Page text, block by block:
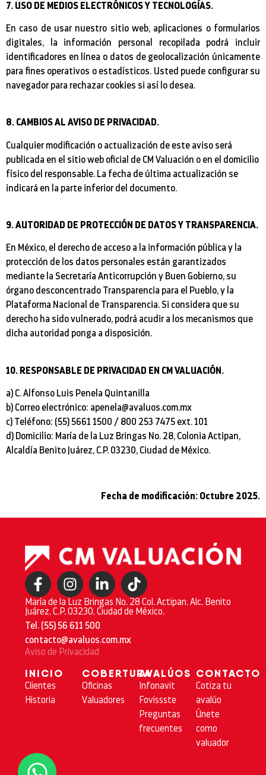
7. USO DE MEDIOS ELECTRÓNICOS Y TECNOLOGÍAS.
En caso de usar nuestro sitio web, aplicaciones o formularios
digitales, la información personal recopilada podrá incluir
identificadores en línea o datos de geolocalización únicamente
para fines operativos o estadísticos. Usted puede configurar su
navegador para rechazar cookies si así lo desea.
8. CAMBIOS AL AVISO DE PRIVACIDAD.
Cualquier modificación o actualización de este aviso será
publicada en el sitio web oficial de CM Valuación o en el domicilio
físico del responsable. La fecha de última actualización se
indicará en la parte inferior del documento.
9. AUTORIDAD DE PROTECCIÓN DE DATOS Y TRANSPARENCIA.
En México, el derecho de acceso a la información pública y la
protección de los datos personales están garantizados
mediante la Secretaría Anticorrupción y Buen Gobierno, su
órgano desconcentrado Transparencia para el Pueblo, y la
Plataforma Nacional de Transparencia. Si considera que su
derecho ha sido vulnerado, podrá acudir a los mecanismos que
dicha autoridad ponga a disposición.
10. RESPONSABLE DE PRIVACIDAD EN CM VALUACIÓN.
a) C. Alfonso Luis Penela Quintanilla
b) Correo electrónico: apenela@avaluos.com.mx
c) Teléfono: (55) 5661 1500 / 800 253 7475 ext. 101
d) Domicilio: María de la Luz Bringas No. 28, Colonia Actipan,
Alcaldía Benito Juárez, C.P. 03230, Ciudad de México.
Fecha de modificación: Octubre 2025.
María de la Luz Bringas No. 28 Col. Actipan, Alc. Benito
Juárez, C.P. 03230, Ciudad de México.
Tel. (55) 56 611 500
contacto@avaluos.com.mx
Aviso de Privacidad
INICIO
Clientes
Historia
COBERTURA
Oficinas
Valuadores
AVALÚOS
Infonavit
Fovissste
Preguntas
frecuentes
CONTACTO
Cotiza tu
avalúo
Únete
como
valuador